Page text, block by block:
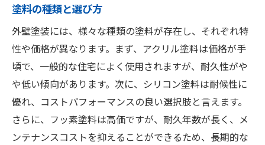
塗料の種類と選び方
外壁塗装には、様々な種類の塗料が存在し、それぞれ特
性や価格が異なります。まず、アクリル塗料は価格が手
頃で、一般的な住宅によく使用されますが、耐久性がや
や低い傾向があります。次に、シリコン塗料は耐候性に
優れ、コストパフォーマンスの良い選択肢と言えます。
さらに、フッ素塗料は高価ですが、耐久年数が長く、メ
ンテナンスコストを抑えることができるため、長期的な